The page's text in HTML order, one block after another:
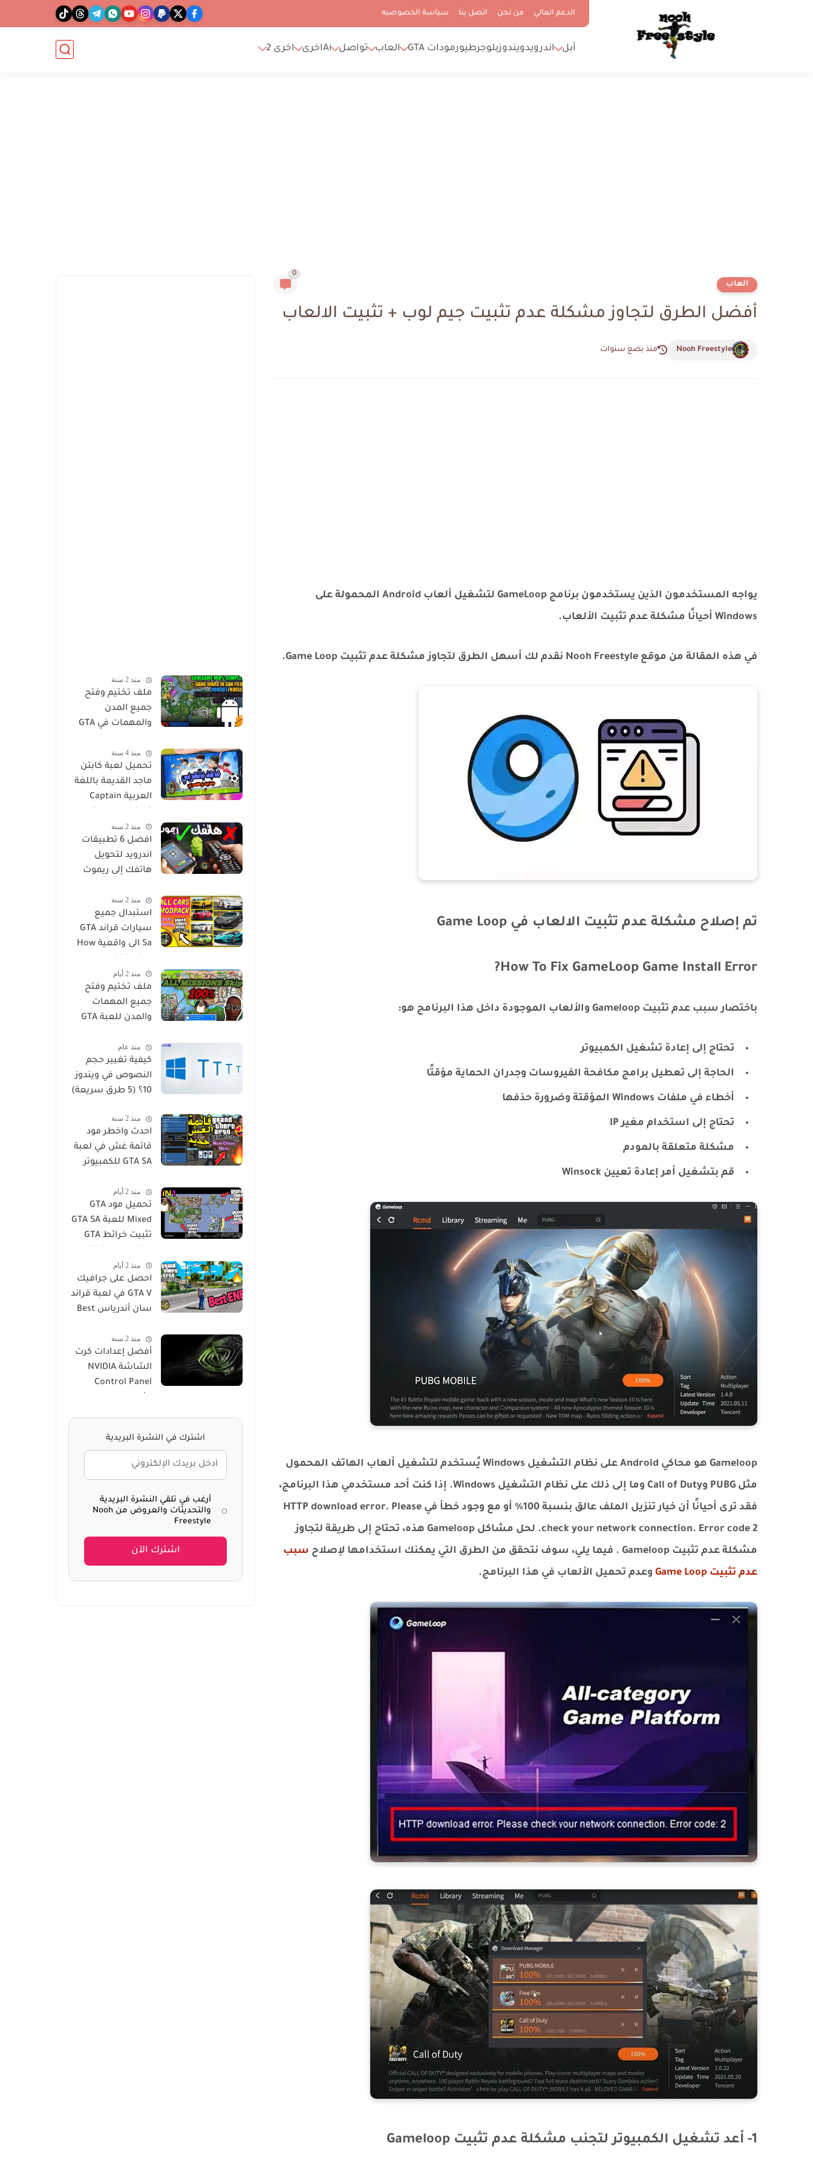
الدعم المالي من نحن اتصل بنا سياسة الخصوصيه
أبل اندرويدويندوزبلوجرطيورمودات GTA العاب تواصل Aiاخرى اخرى 2
العاب
0
أفضل الطرق لتجاوز مشكلة عدم تثبيت جيم لوب + تثبيت الالعاب
Nooh Freestyle منذ بضع سنوات
يواجه المستخدمون الذين يستخدمون برنامج GameLoop لتشغيل ألعاب Android المحمولة على
Windows أحيانًا مشكلة عدم تثبيت الألعاب.
في هذه المقالة من موقع Nooh Freestyle نقدم لك أسهل الطرق لتجاوز مشكلة عدم تثبيت Game Loop.
تم إصلاح مشكلة عدم تثبيت الالعاب في Game Loop
How To Fix GameLoop Game Install Error?
باختصار سبب عدم تثبيت Gameloop والألعاب الموجودة داخل هذا البرنامج هو:
تحتاج إلى إعادة تشغيل الكمبيوتر
الحاجة إلى تعطيل برامج مكافحة الفيروسات وجدران الحماية مؤقتًا
أخطاء في ملفات Windows المؤقتة وضرورة حذفها
تحتاج إلى استخدام مغير IP
مشكلة متعلقة بالمودم
قم بتشغيل أمر إعادة تعيين Winsock
Gameloop هو محاكي Android على نظام التشغيل Windows يُستخدم لتشغيل ألعاب الهاتف المحمول
مثل PUBG وCall of Duty وما إلى ذلك على نظام التشغيل Windows. إذا كنت أحد مستخدمي هذا البرنامج،
فقد ترى أحيانًا أن خيار تنزيل الملف عالق بنسبة 100% أو مع وجود خطأ في HTTP download error. Please
check your network connection. Error code 2. لحل مشاكل Gameloop هذه، تحتاج إلى طريقة لتجاوز
مشكلة عدم تثبيت Gameloop . فيما يلي، سوف نتحقق من الطرق التي يمكنك استخدامها لإصلاح
سبب
عدم تثبيت Game Loop
وعدم تحميل الألعاب في هذا البرنامج.
1- أعد تشغيل الكمبيوتر لتجنب مشكلة عدم تثبيت Gameloop
منذ 2 سنة
ملف تختيم وفتح
جميع المدن
والمهمات في GTA
Save Game Tamat
100% - Gta Sa
Android/Mobile
منذ 4 سنة
تحميل لعبة كابتن
ماجد القديمة باللغة
العربية Captain
مترجم للاندرويد
منذ 2 سنة
افضل 6 تطبيقات
اندرويد لتحويل
هاتفك إلى ريموت
تحكم عن بعد لاي
جهاز في منزلك
منذ 2 سنة
استبدال جميع
سيارات قراند GTA
Sa الى واقعية How
Replace Pack in GTA
San
منذ 2 أيام
ملف تختيم وفتح
جميع المهمات
والمدن للعبة GTA
منذ عام
كيفية تغيير حجم
النصوص في ويندوز
10؟ (5 طرق سريعة)
منذ 2 سنة
احدث واخطر مود
قائمة غش في لعبة
GTA SA للكمبيوتر
Cheat Menu Mod
Free Download for
PC
منذ 2 أيام
تحميل مود GTA
Mixed للعبة GTA SA
تثبيت خرائط GTA
جميع الميزات في
لعبة San Andres
منذ 2 أيام
احصل على جرافيك
GTA V في لعبة قراند
سان أندرياس Best
Graphics MOD -
GTA Sa For
Windows 10
منذ 2 سنة
أفضل إعدادات كرت
الشاشة NVIDIA
Control Panel
اشترك في النشرة البريدية
أرغب في تلقي النشرة البريدية
والتحديثات والعروض من Nooh
Freestyle
اشترك الآن